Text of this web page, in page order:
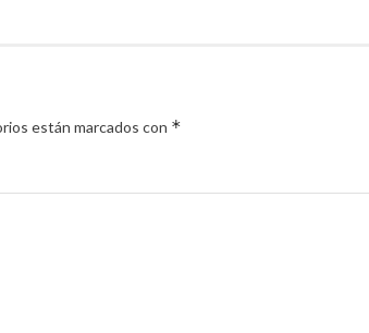
están marcados con *